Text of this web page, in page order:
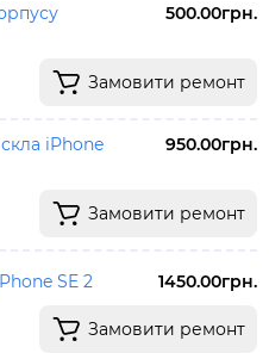
500.00грн.
Замовити ремонт
iPhone
950.00грн.
Замовити ремонт
SE 2
1450.00грн.
Замовити ремонт